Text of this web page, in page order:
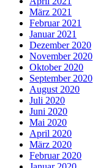
März 2021
Februar 2021
Januar 2021
Dezember 2020
November 2020
Oktober 2020
September 2020
August 2020
Juli 2020
Juni 2020
Mai 2020
April 2020
März 2020
Februar 2020